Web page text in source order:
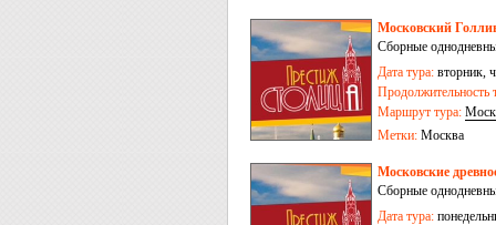
Московский
Сборные
Дата тура: вторник,
Продолжительность
Маршрут тура:
Метки: Москва
Московские
Сборные
Дата тура: